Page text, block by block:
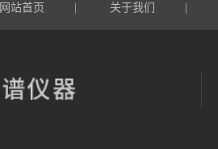
网站首页 关于我们